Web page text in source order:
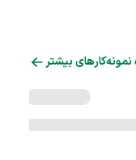
بیشتر